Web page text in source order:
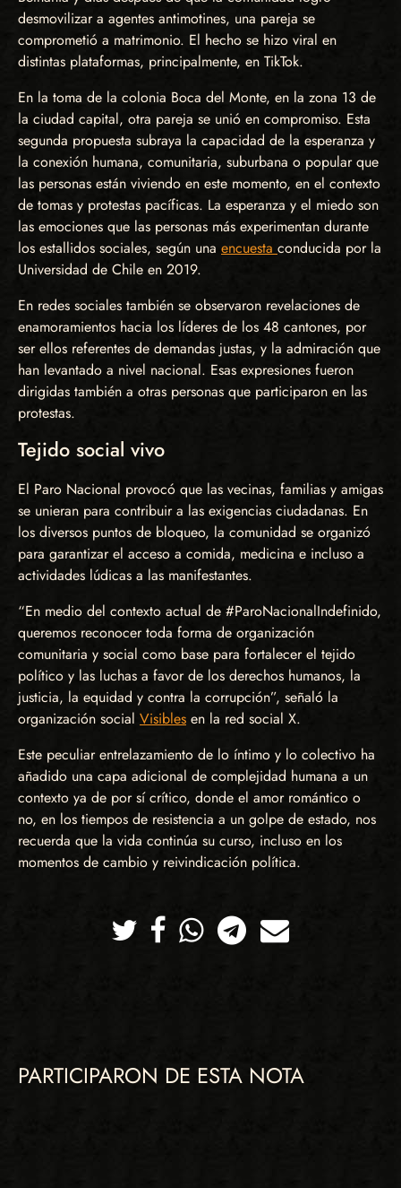
desmovilizar a agentes antimotines, una pareja se
comprometió a matrimonio. El hecho se hizo viral en
distintas plataformas, principalmente, en TikTok.
En la toma de la colonia Boca del Monte, en la zona 13 de
la ciudad capital, otra pareja se unió en compromiso. Esta
segunda propuesta subraya la capacidad de la esperanza y
la conexión humana, comunitaria, suburbana o popular que
las personas están viviendo en este momento, en el contexto
de tomas y protestas pacíficas. La esperanza y el miedo son
las emociones que las personas más experimentan durante
los estallidos sociales, según una encuesta conducida por la
Universidad de Chile en 2019.
En redes sociales también se observaron revelaciones de
enamoramientos hacia los líderes de los 48 cantones, por
ser ellos referentes de demandas justas, y la admiración que
han levantado a nivel nacional. Esas expresiones fueron
dirigidas también a otras personas que participaron en las
protestas.
Tejido social vivo
El Paro Nacional provocó que las vecinas, familias y amigas
se unieran para contribuir a las exigencias ciudadanas. En
los diversos puntos de bloqueo, la comunidad se organizó
para garantizar el acceso a comida, medicina e incluso a
actividades lúdicas a las manifestantes.
“En medio del contexto actual de #ParoNacionalIndefinido,
queremos reconocer toda forma de organización
comunitaria y social como base para fortalecer el tejido
político y las luchas a favor de los derechos humanos, la
justicia, la equidad y contra la corrupción”, señaló la
organización social Visibles en la red social X.
Este peculiar entrelazamiento de lo íntimo y lo colectivo ha
añadido una capa adicional de complejidad humana a un
contexto ya de por sí crítico, donde el amor romántico o
no, en los tiempos de resistencia a un golpe de estado, nos
recuerda que la vida continúa su curso, incluso en los
momentos de cambio y reivindicación política.
TwitterFacebookWhatsappTelegramCorreo
PARTICIPARON DE ESTA NOTA